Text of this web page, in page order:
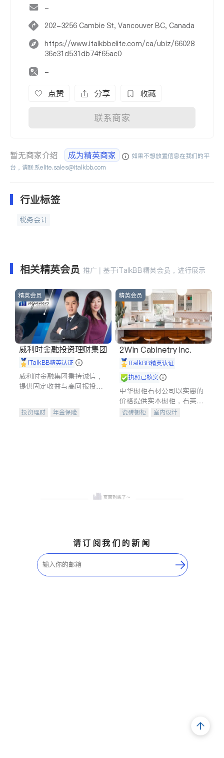
-
202-3256 Cambie St, Vancouver BC, Canada
https://www.italkbbelite.com/ca/ubiz/66028
36e31d531db74f65ac0
-
点赞 分享 收藏
联系商家
暂无商家介绍 成为精英商家
如果不想放置信息在我们的平
台，请联系elite.sales@italkbb.com
行业标签
税务会计
相关精英会员 推广 | 基于iTalkBB精英会员，进行展示
精英会员
威利时金融投资理财集团
iTalkBB精英认证
威利时金融集团秉持诚信，
提供固定收益与高回报投资
合，助力客户实现目标
投资理财
年金保险
精英会员
2Win Cabinetry Inc.
iTalkBB精英认证
执照已核实
中华橱柜石材公司以实惠的
价格提供实木橱柜，石英石
台面，多种优质不锈钢水
瓷砖橱柜
室内设计
请订阅我们的新闻